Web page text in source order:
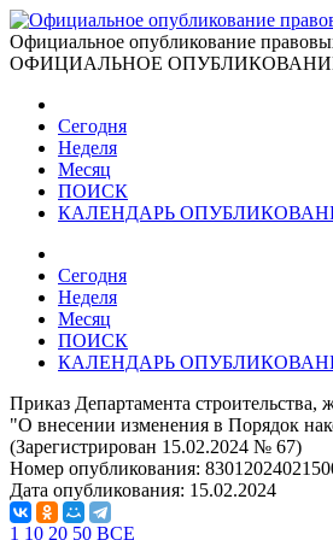
Официальное опубликование
ОФИЦИАЛЬНОЕ
Сегодня
Неделя
Месяц
ПОИСК
КАЛЕНДАРЬ
Сегодня
Неделя
Месяц
ПОИСК
КАЛЕНДАРЬ
Приказ Департамента
"О внесении изменения в Порядок
(Зарегистрирован 15.02.2024 № 67)
Номер опубликования:
Дата опубликования: 15.02.2024
1 10 20 50 ВСЕ